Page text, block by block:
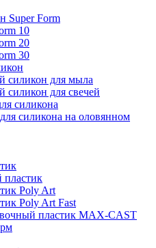
Super Form
10
20
30
силикон для мыла
для свечей
силикона
силикона на оловянном
Poly Art
Poly Art Fast
пластик MAX-CAST